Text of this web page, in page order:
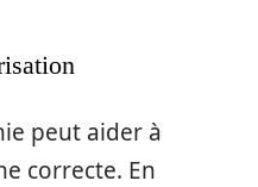
peut aider à
correcte. En